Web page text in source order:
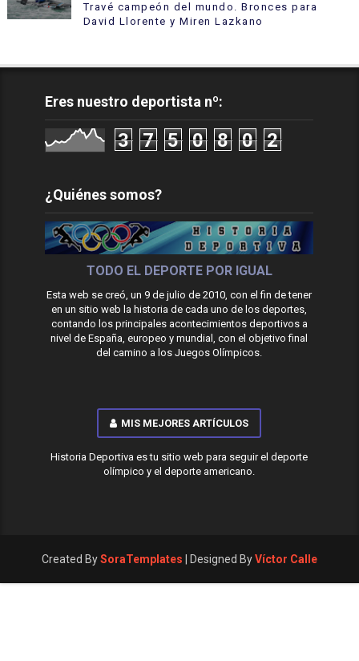
Travé campeón del mundo. Bronces para
David Llorente y Miren Lazkano
Eres nuestro deportista nº:
3 7 5 0 8 0 2
¿Quiénes somos?
TODO EL DEPORTE POR IGUAL
Esta web se creó, un 9 de julio de 2010, con el fin de tener
en un sitio web la historia de cada uno de los deportes,
contando los principales acontecimientos deportivos a
nivel de España, europeo y mundial, con el objetivo final
del camino a los Juegos Olímpicos.
MIS MEJORES ARTÍCULOS
Historia Deportiva es tu sitio web para seguir el deporte
olímpico y el deporte americano.
Created BySoraTemplates | Designed ByVíctor Calle